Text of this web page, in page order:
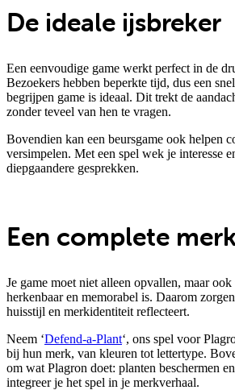
De ideale ijsbreker
Een eenvoudige game werkt perfect in de
Bezoekers hebben beperkte tijd, dus een
begrijpen game is ideaal. Dit trekt de
zonder teveel van hen te vragen.
Bovendien kan een beursgame ook helpen
versimpelen. Met een spel wek je interesse
diepgaandere gesprekken.
Een complete
Je game moet niet alleen opvallen, maar
herkenbaar en memorabel is. Daarom
huisstijl en merkidentiteit reflecteert.
Neem ‘Defend-a-Plant‘, ons spel voor
bij hun merk, van kleuren tot lettertype.
om wat Plagron doet: planten beschermen
integreer je het spel in je merkverhaal.